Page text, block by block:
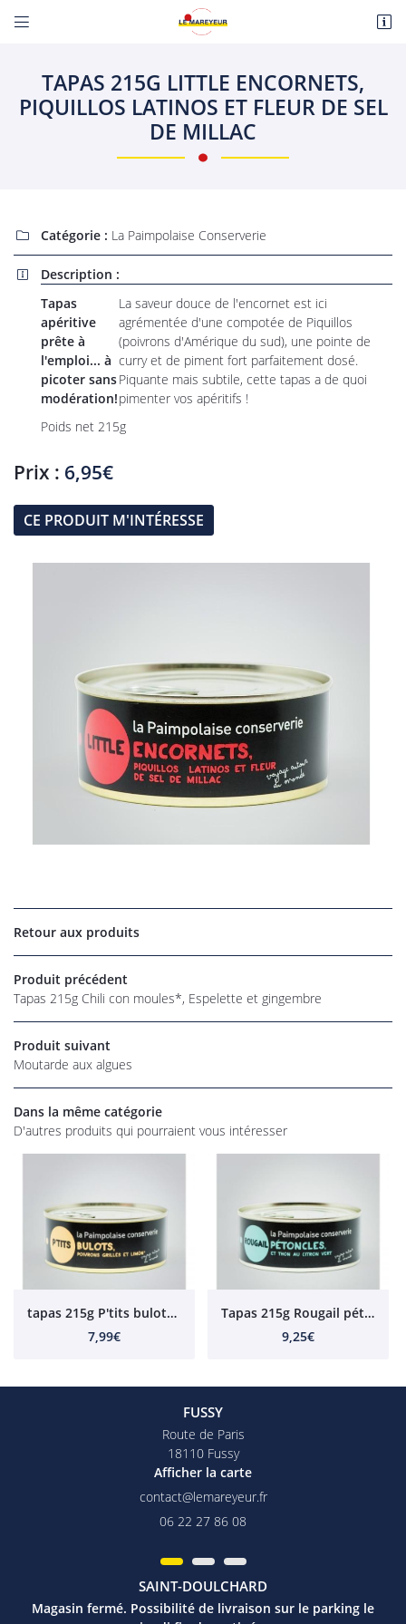

Accueil
magasins
Épicerie
et tarifs
Avis

RESTEZ
INSCRIPTION
REJOIGNEZ-
06 22 27 86 08
Adresse email de réception
En cochant cette case, vous consentez à recevoir nos propositions commerciales à
l'adresse email indiqué ci-dessus. Vous pouvez vous désinscrire à tout moment en
utilisant le formulaire de désinscription
INSCRIPTION
TAPAS 215G LITTLE ENCORNETS,
PIQUILLOS LATINOS ET FLEUR DE SEL
DE MILLAC
 Catégorie : La Paimpolaise Conserverie

Description :
Tapas
apéritive
prête à
l'emploi... à
picoter sans
modération!
La saveur douce de l'encornet est ici
agrémentée d'une compotée de Piquillos
(poivrons d'Amérique du sud), une pointe de
curry et de piment fort parfaitement dosé.
Piquante mais subtile, cette tapas a de quoi
pimenter vos apéritifs !
Poids net 215g
Prix : 6,95€
CE PRODUIT M'INTÉRESSE
Retour aux produits
Produit précédent
Tapas 215g Chili con moules*, Espelette et gingembre
Produit suivant
Moutarde aux algues
Dans la même catégorie
D'autres produits qui pourraient vous intéresser
tapas 215g P'tits bulots, poivrons grillés et limón
7,99€
Tapas 215g Rougail pétoncles et thon au citron vert
9,25€
FUSSY
Route de Paris
18110 Fussy
Afficher la carte
06 22 27 86 08
SAINT-DOULCHARD
Magasin fermé. Possibilité de livraison sur le parking le